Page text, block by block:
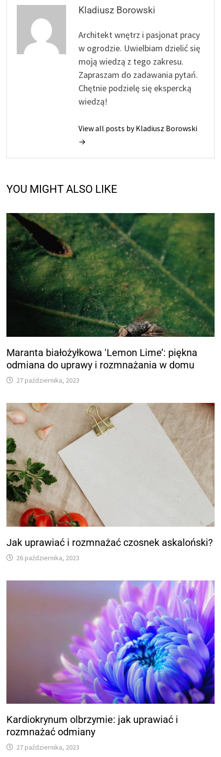
Kladiusz Borowski
Architekt wnętrz i pasjonat pracy
w ogrodzie. Uwielbiam dzielić się
moją wiedzą z tego zakresu.
Zapraszam do zadawania pytań.
Chętnie podzielę się ekspercką
wiedzą!
View all posts by Kladiusz Borowski
→
YOU MIGHT ALSO LIKE
Maranta białożyłkowa 'Lemon Lime’: piękna
odmiana do uprawy i rozmnażania w domu
27 października, 2023
Jak uprawiać i rozmnażać czosnek askaloński?
26 października, 2023
Kardiokrynum olbrzymie: jak uprawiać i
rozmnażać odmiany
27 października, 2023